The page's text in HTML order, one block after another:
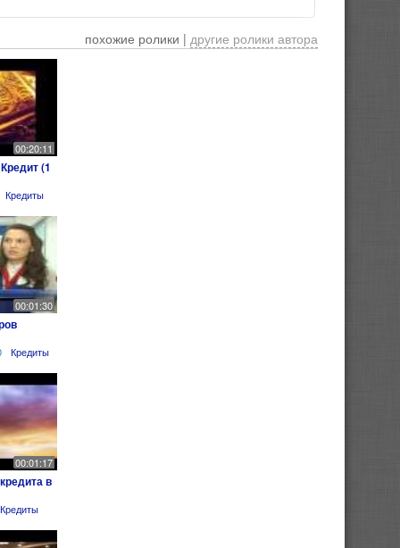
похожие ролики | другие ролики автора
00:20:11
(1
Кредиты
00:01:30
Кредиты
00:01:17
в
Кредиты